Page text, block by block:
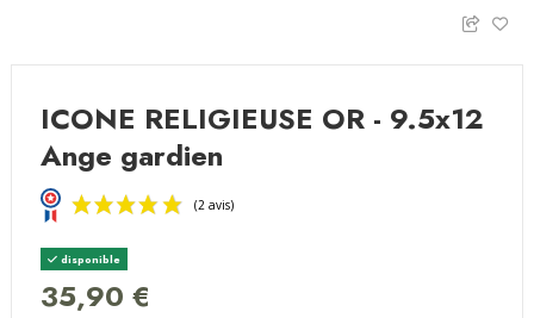
ICONE RELIGIEUSE OR - 9.5x12
Ange gardien
disponible
35,90 €